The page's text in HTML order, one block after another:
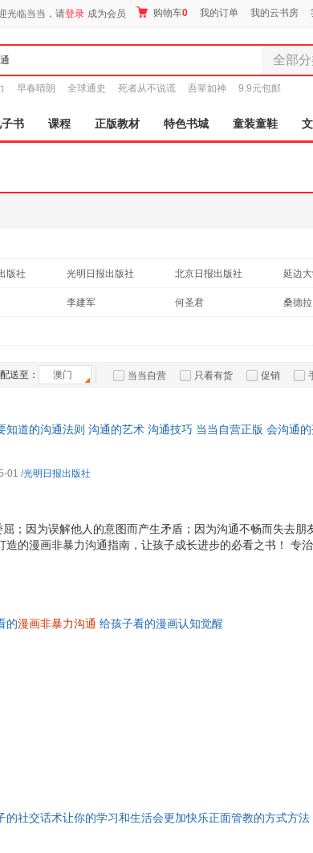
光临当当，请登录 成为会员 购物车0 我的订单 我的云书房
全部
全部分类
图书
电子书
童装童鞋
家居日用
箱包皮具
汽车用品
大家电
家用电器
早春晴朗 全球通史 死者从不说谎 吾辈如神 9.9元包邮
子书 课程 正版教材 特色书城 童装童鞋
版社 光明日报出版社 北京日报出版社 延边
版社 台海出版社 山东美术出版社 太白
成都地图出版社
辽宁人民出版社
现代出版社 中国电力出版社 中国
李建军 何圣君 桑德
配送至： 澳门 当当自营 只看有货 促销
知道的沟通法则 沟通的艺术 沟通技巧 当当自营正版 会沟通
。沟通不仅仅是一种社交技能，更是一种
；因为误解他人的意图而产生矛盾；因为沟通不畅而失去朋
造的漫画非暴力沟通指南，让孩子成长进步的必看之书！ 专
表达。 简单有效的高情商沟通法，轻松避免90%的冲突。 40
法则。让孩子直观地看到不同沟通方式带来的不同结果，从而
地玩耍，能够和老师顺畅地交流，
01 /光明日报出版社
的漫画非暴力沟通 给孩子看的漫画认知觉醒
的社交话术让你的学习和生活会更加快乐正面管教的方式方